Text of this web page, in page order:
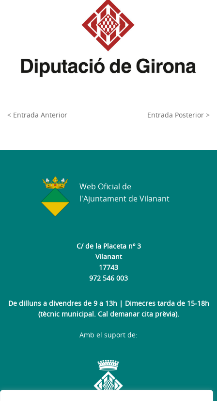
< Entrada Anterior Entrada Posterior >
C/ de la Placeta nº 3
Vilanant
17743
972 546 003
De dilluns a divendres de 9 a 13h | Dimecres tarda de 15-18h
(tècnic municipal. Cal demanar cita prèvia).
Web Oficial de
l'Ajuntament de Vilanant
Amb el suport de: